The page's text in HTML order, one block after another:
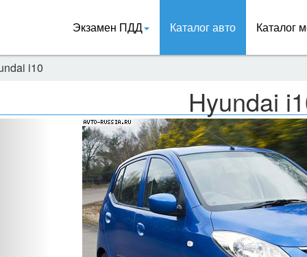
Экзамен ПДД Каталог авто Каталог
i10
Hyundai